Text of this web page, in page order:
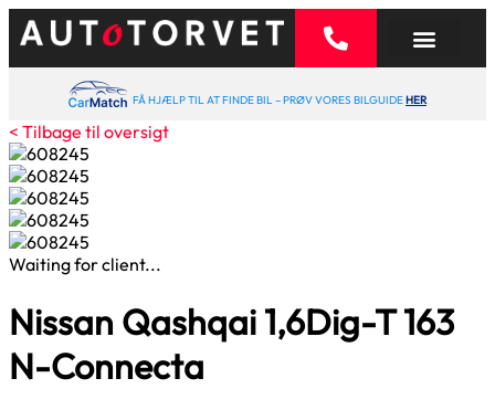
FÅ HJÆLP TIL AT FINDE BIL – PRØV VORES BILGUIDEHER
< Tilbage til oversigt
Waiting for client...
Nissan Qashqai 1,6Dig-T 163
N-Connecta